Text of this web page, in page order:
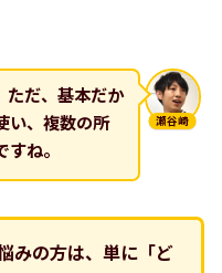
瀬谷崎
ただ、基本だか
い、複数の所
ね。
みの方は、単に「ど